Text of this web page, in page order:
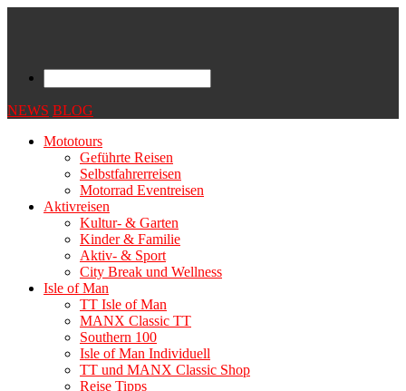
NEWS BLOG
Mototours
Geführte Reisen
Selbstfahrerreisen
Motorrad Eventreisen
Aktivreisen
Kultur- & Garten
Kinder & Familie
Aktiv- & Sport
City Break und Wellness
Isle of Man
TT Isle of Man
MANX Classic TT
Southern 100
Isle of Man Individuell
TT und MANX Classic Shop
Reise Tipps